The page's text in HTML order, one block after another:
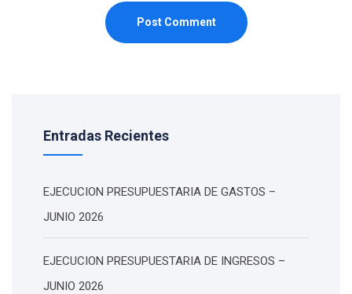
Post Comment
Entradas Recientes
EJECUCION PRESUPUESTARIA DE GASTOS –
JUNIO 2026
EJECUCION PRESUPUESTARIA DE INGRESOS –
JUNIO 2026